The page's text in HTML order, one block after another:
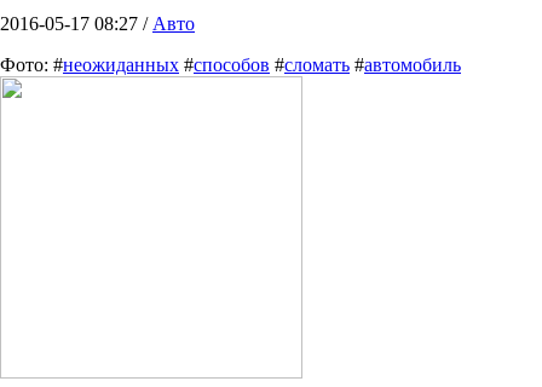
2016-05-17 08:27 / Авто
Фото: #неожиданных #способов #сломать #автомобиль